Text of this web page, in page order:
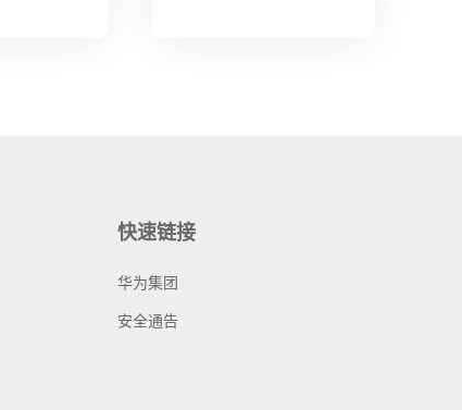
快速链接
华为集团
安全通告